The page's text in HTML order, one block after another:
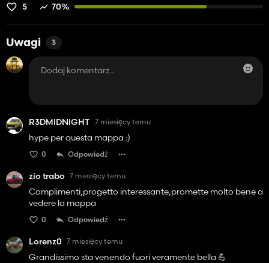
5 70%
Uwagi 3
R3DMIDNIGHT 7 miesięcy temu
hype per questa mappa :)
0 Odpowiedź
zio trabo 7 miesięcy temu
Complimenti,progetto interessante,promette molto bene a
vedere la mappa
0 Odpowiedź
Lorenz0 7 miesięcy temu
Grandissimo sta venendo fuori veramente bella 💪